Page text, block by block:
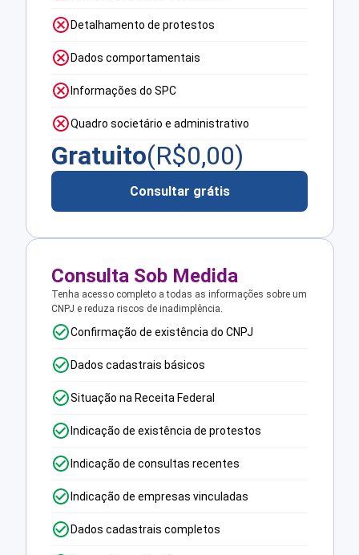
Detalhamento de protestos
Dados comportamentais
Informações do SPC
Quadro societário e administrativo
Gratuito(R$0,00)
Consultar grátis
Consulta Sob Medida
Tenha acesso completo a todas as informações sobre um
CNPJ e reduza riscos de inadimplência.
Confirmação de existência do CNPJ
Dados cadastrais básicos
Situação na Receita Federal
Indicação de existência de protestos
Indicação de consultas recentes
Indicação de empresas vinculadas
Dados cadastrais completos